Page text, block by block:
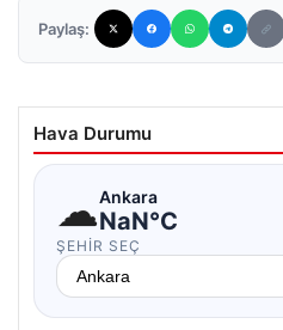
Paylaş:
Hava Durumu
☁Ankara
NaN°C
ŞEHIR SEÇ